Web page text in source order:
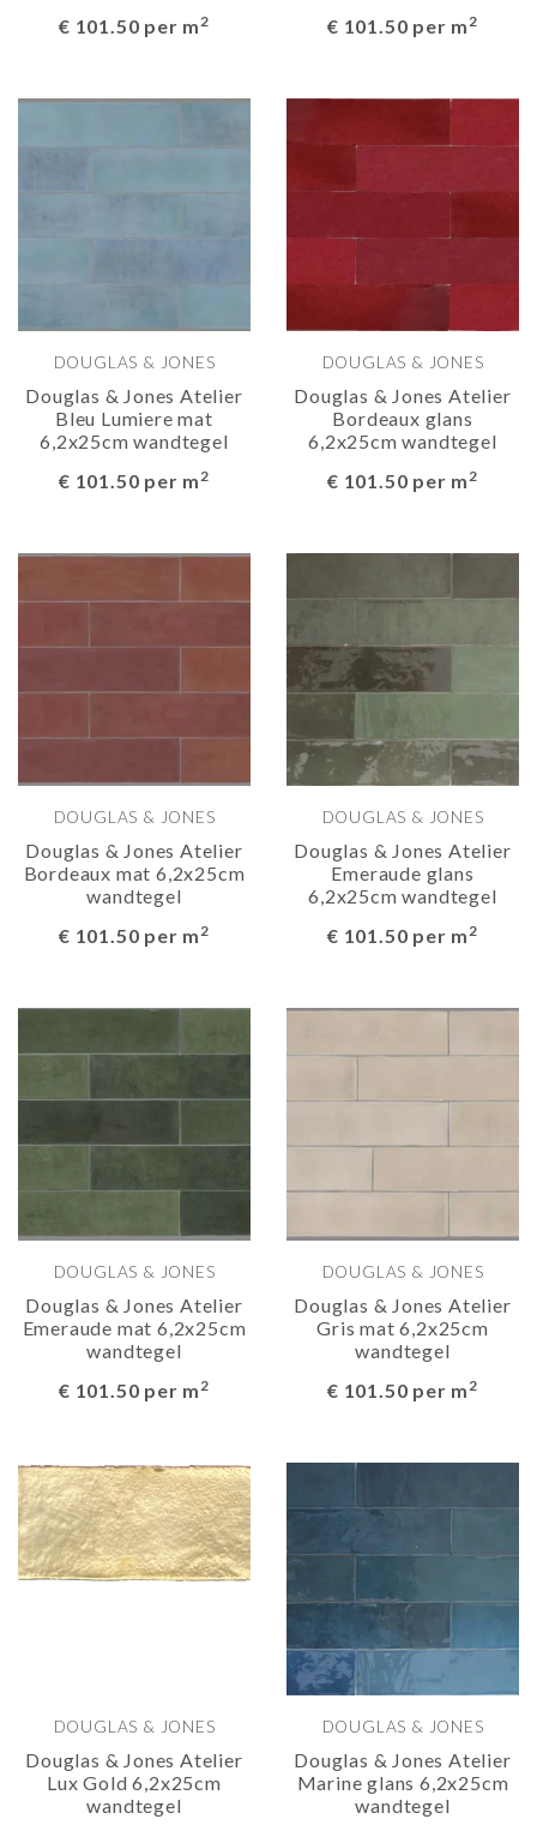
€ 101.50 per m2
€ 101.50 per m2
DOUGLAS & JONES
Douglas & Jones Atelier
Bleu Lumiere mat
6,2x25cm wandtegel
€ 101.50 per m2
DOUGLAS & JONES
Douglas & Jones Atelier
Bordeaux glans
6,2x25cm wandtegel
€ 101.50 per m2
DOUGLAS & JONES
Douglas & Jones Atelier
Bordeaux mat 6,2x25cm
wandtegel
€ 101.50 per m2
DOUGLAS & JONES
Douglas & Jones Atelier
Emeraude glans
6,2x25cm wandtegel
€ 101.50 per m2
DOUGLAS & JONES
Douglas & Jones Atelier
Emeraude mat 6,2x25cm
wandtegel
€ 101.50 per m2
DOUGLAS & JONES
Douglas & Jones Atelier
Gris mat 6,2x25cm
wandtegel
€ 101.50 per m2
DOUGLAS & JONES
Douglas & Jones Atelier
Lux Gold 6,2x25cm
wandtegel
DOUGLAS & JONES
Douglas & Jones Atelier
Marine glans 6,2x25cm
wandtegel